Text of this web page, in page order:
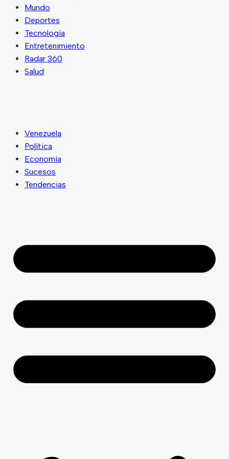
Mundo
Deportes
Tecnología
Entretenimiento
Radar 360
Salud
Venezuela
Política
Economía
Sucesos
Tendencias